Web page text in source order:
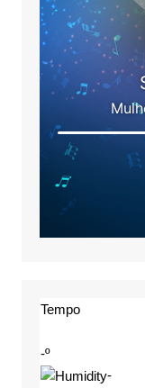
Tempo
-º
-